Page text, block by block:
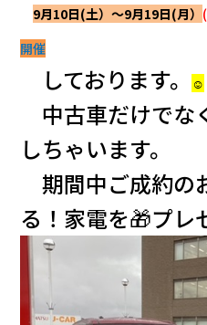
9月10日(土）～9月19日(月）
開催
しております。☺
中古車だけでな
しちゃいます。
期間中ご成約
る！家電を🎁プレ